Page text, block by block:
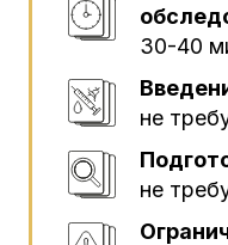
30-40
не
не